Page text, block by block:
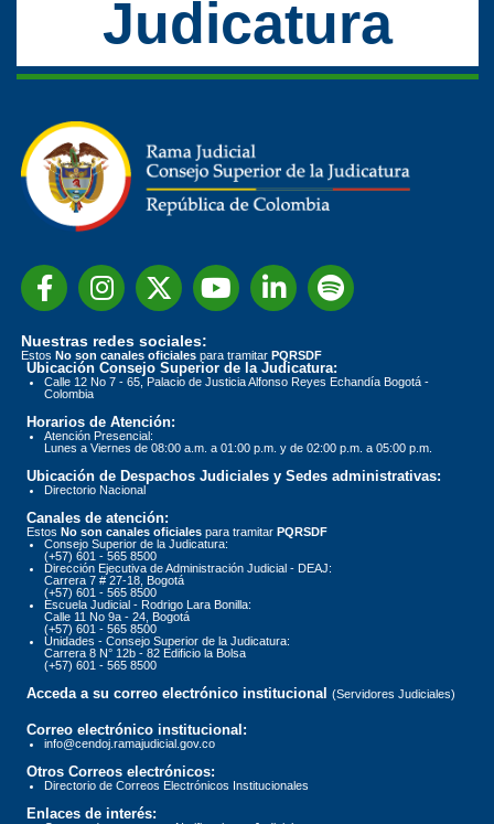
Judicatura
Nuestras redes sociales:
Estos No son canales oficiales para tramitar PQRSDF
Ubicación Consejo Superior de la Judicatura:
Calle 12 No 7 - 65, Palacio de Justicia Alfonso Reyes Echandía Bogotá -
Colombia
Horarios de Atención:
Atención Presencial:
Lunes a Viernes de 08:00 a.m. a 01:00 p.m. y de 02:00 p.m. a 05:00 p.m.
Ubicación de Despachos Judiciales y Sedes administrativas:
Directorio Nacional
Canales de atención:
Estos No son canales oficiales para tramitar PQRSDF
Consejo Superior de la Judicatura:
(+57) 601 - 565 8500
Dirección Ejecutiva de Administración Judicial - DEAJ:
Carrera 7 # 27-18, Bogotá
(+57) 601 - 565 8500
Escuela Judicial - Rodrigo Lara Bonilla:
Calle 11 No 9a - 24, Bogotá
(+57) 601 - 565 8500
Unidades - Consejo Superior de la Judicatura:
Carrera 8 N° 12b - 82 Edificio la Bolsa
(+57) 601 - 565 8500
Acceda a su correo electrónico institucional (Servidores Judiciales)
Correo electrónico institucional:
info@cendoj.ramajudicial.gov.co
Otros Correos electrónicos:
Directorio de Correos Electrónicos Institucionales
Enlaces de interés: